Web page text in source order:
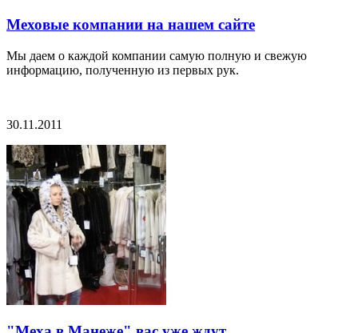
Меховые компании на нашем сайте
Мы даем о каждой компании самую полную и свежую
информацию, полученную из первых рук.
30.11.2011